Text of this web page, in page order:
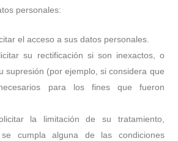
personales:
el acceso a sus datos personales.
su rectificación si son inexactos, o
supresión (por ejemplo, si considera que
para los fines que fueron
la limitación de su tratamiento,
cumpla alguna de las condiciones